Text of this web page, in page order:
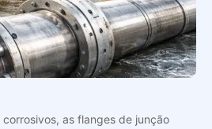
as flanges de junção